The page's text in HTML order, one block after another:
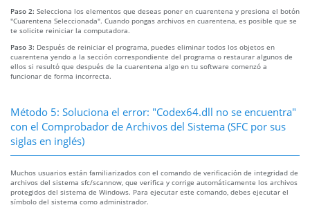
Paso 2: Selecciona los elementos que deseas poner en cuarentena y presiona el botón
"Cuarentena Seleccionada". Cuando pongas archivos en cuarentena, es posible que se
te solicite reiniciar la computadora.
Paso 3: Después de reiniciar el programa, puedes eliminar todos los objetos en
cuarentena yendo a la sección correspondiente del programa o restaurar algunos de
ellos si resultó que después de la cuarentena algo en tu software comenzó a
funcionar de forma incorrecta.
Método 5: Soluciona el error: "Codex64.dll no se encuentra"
con el Comprobador de Archivos del Sistema (SFC por sus
siglas en inglés)
Muchos usuarios están familiarizados con el comando de verificación de integridad de
archivos del sistema sfc/scannow, que verifica y corrige automáticamente los archivos
protegidos del sistema de Windows. Para ejecutar este comando, debes ejecutar el
símbolo del sistema como administrador.